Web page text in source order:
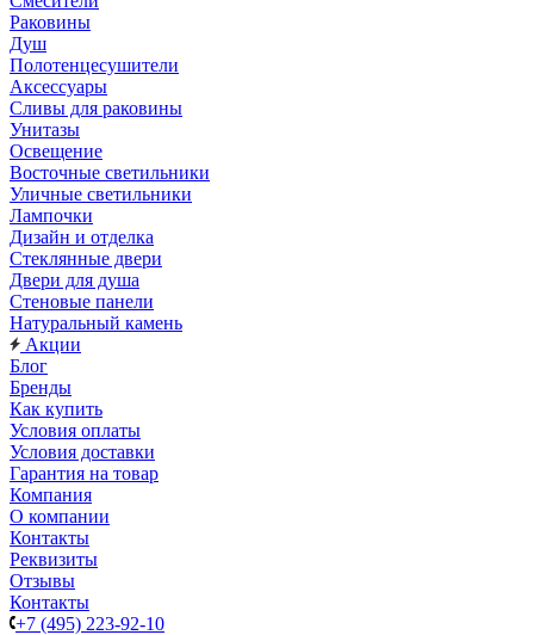
Раковины
Душ
Полотенцесушители
Аксессуары
Сливы для раковины
Унитазы
Освещение
Восточные светильники
Уличные светильники
Лампочки
Дизайн и отделка
Стеклянные двери
Двери для душа
Стеновые панели
Натуральный камень
Акции
Блог
Бренды
Как купить
Условия оплаты
Условия доставки
Гарантия на товар
Компания
О компании
Контакты
Реквизиты
Отзывы
Контакты
+7 (495) 223-92-10